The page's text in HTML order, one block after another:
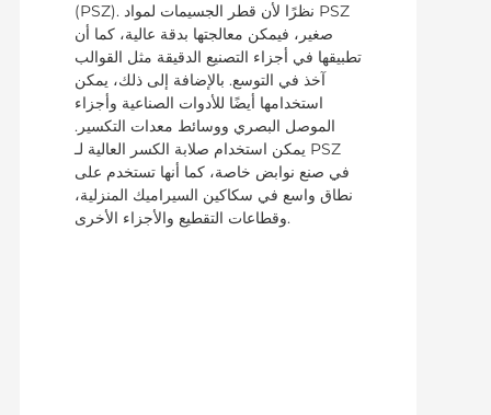
(PSZ). نظرًا لأن قطر الجسيمات لمواد PSZ
صغير، فيمكن معالجتها بدقة عالية، كما أن
تطبيقها في أجزاء التصنيع الدقيقة مثل القوالب
آخذ في التوسع. بالإضافة إلى ذلك، يمكن
استخدامها أيضًا للأدوات الصناعية وأجزاء
الموصل البصري ووسائط معدات التكسير.
يمكن استخدام صلابة الكسر العالية لـ PSZ
في صنع نوابض خاصة، كما أنها تستخدم على
نطاق واسع في سكاكين السيراميك المنزلية،
وقطاعات التقطيع والأجزاء الأخرى.